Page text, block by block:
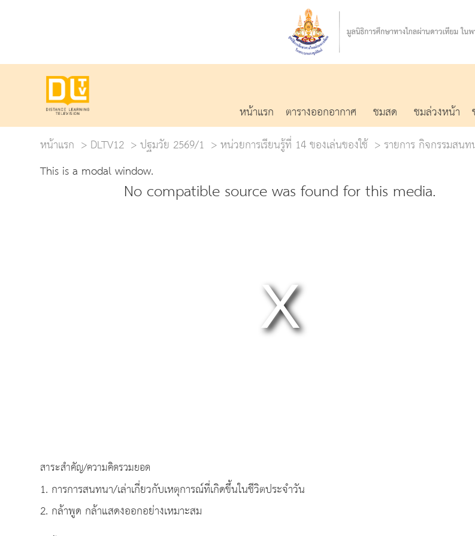
หน้าแรก ตารางออกอากาศ ชมสด ชมล่วงหน้า
หน้าแรก
DLTV12 ปฐมวัย 2569/1 หน่วยการเรียนรู้ที่ 14 ของเล่นของใช้
รายการ กิจกรรมสน
This is a modal window.
No compatible source was found for this media.
สาระสำคัญ/ความคิดรวมยอด
1. การการสนทนา/เล่าเกี่ยวกับเหตุการณ์ที่เกิดขึ้นในชีวิตประจำวัน
2. กล้าพูด กล้าแสดงออกอย่างเหมาะสม